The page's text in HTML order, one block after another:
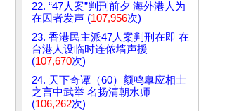
22. “47人案”判刑前夕 海外港人为
在囚者发声 (107,956次)
23. 香港民主派47人案判刑在即 在
台港人设临时连侬墙声援
(107,670次)
24. 天下奇谭（60）颜鸣臯应相士
之言中武举 名扬清朝水师
(106,262次)